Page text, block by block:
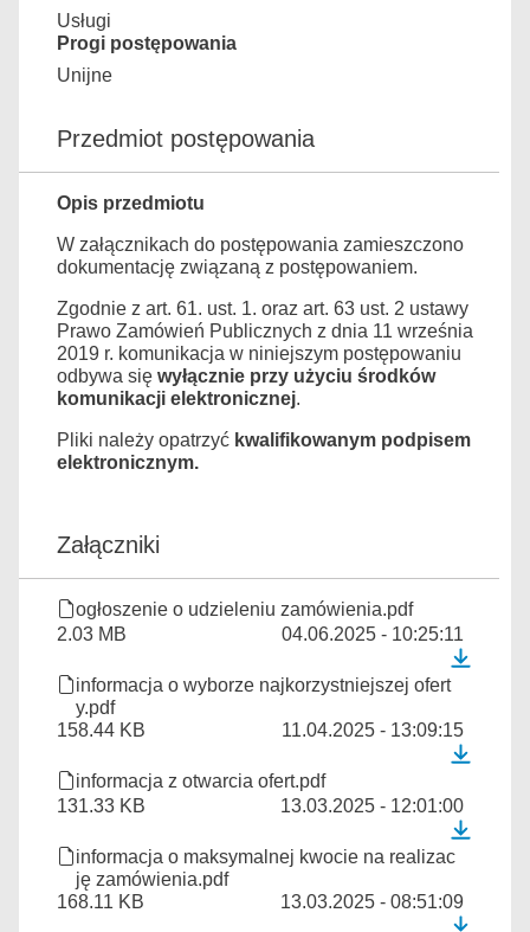
Usługi
Progi postępowania
Unijne
Przedmiot postępowania
Opis przedmiotu
W załącznikach do postępowania zamieszczono
dokumentację związaną z postępowaniem.
Zgodnie z art. 61. ust. 1. oraz art. 63 ust. 2 ustawy
Prawo Zamówień Publicznych z dnia 11 września
2019 r. komunikacja w niniejszym postępowaniu
odbywa się wyłącznie przy użyciu środków
komunikacji elektronicznej.
Pliki należy opatrzyć kwalifikowanym podpisem
elektronicznym.
Załączniki
ogłoszenie o udzieleniu zamówienia.pdf
2.03 MB
04.06.2025 - 10:25:11
informacja o wyborze najkorzystniejszej ofert
y.pdf
158.44 KB
11.04.2025 - 13:09:15
informacja z otwarcia ofert.pdf
131.33 KB
13.03.2025 - 12:01:00
informacja o maksymalnej kwocie na realizac
ję zamówienia.pdf
168.11 KB
13.03.2025 - 08:51:09